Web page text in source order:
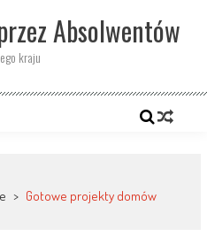
Absolwentów
kraju
> Gotowe projekty domów